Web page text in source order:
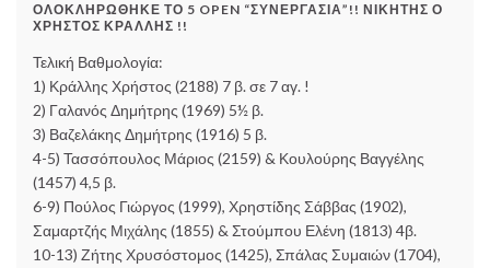
ΟΛΟΚΛΗΡΏΘΗΚΕ ΤΟ 5 OPEN “ΣΥΝΕΡΓΑΣΊΑ”!! ΝΙΚΗΤΉΣ Ο
ΧΡΉΣΤΟΣ ΚΡΆΛΛΗΣ !!
Τελική Βαθμολογία:
1) Κράλλης Χρήστος (2188) 7 β. σε 7 αγ. !
2) Γαλανός Δημήτρης (1969) 5½ β.
3) Βαζελάκης Δημήτρης (1916) 5 β.
4-5) Τασσόπουλος Μάριος (2159) & Κουλούρης Βαγγέλης
(1457) 4,5 β.
6-9) Πούλος Γιώργος (1999), Χρηστίδης Σάββας (1902),
Σαμαρτζής Μιχάλης (1855) & Στούμπου Ελένη (1813) 4β.
10-13) Ζήτης Χρυσόστομος (1425), Σπάλας Συμαιών (1704),